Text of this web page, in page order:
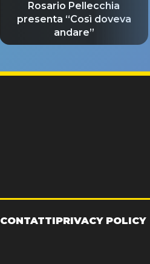
Rosario Pellecchia
presenta “Così doveva
andare”
CONTATTIPRIVACY POLICY